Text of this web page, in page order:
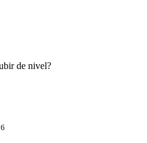
de nivel?